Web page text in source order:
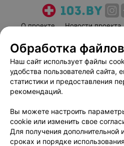
О проекте Новости проекта
Пользовательское
Вакансии
Написать
Персональные
Обработка
Обработка
Наш сайт использует файлы
удобства пользователей сайта,
статистики и предоставления
рекомендаций.
Вы можете настроить
cookie или изменить свое
Для получения дополнительной
сроках и порядке